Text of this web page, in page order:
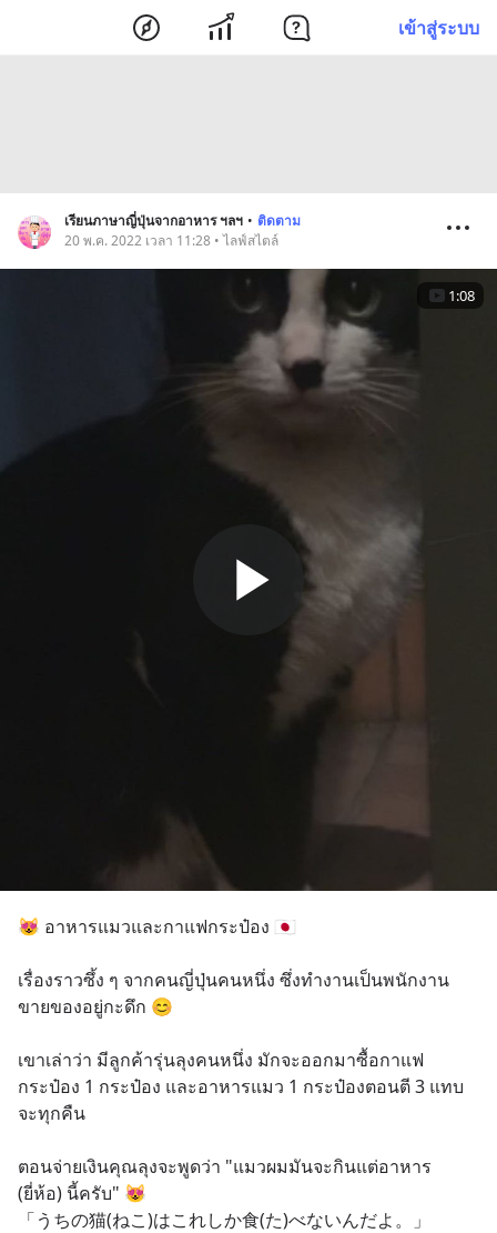
เข้าสู่ระบบ
เรียนภาษาญี่ปุ่นจากอาหาร ฯลฯ • ติดตาม
20 พ.ค. 2022 เวลา 11:28 • ไลฟ์สไตล์
1:08
😻 อาหารแมวและกาแฟกระป๋อง 🇯🇵
เรื่องราวซึ้ง ๆ จากคนญี่ปุ่นคนหนึ่ง ซึ่งทำงานเป็นพนักงาน
ขายของอยู่กะดึก 😊
เขาเล่าว่า มีลูกค้ารุ่นลุงคนหนึ่ง มักจะออกมาซื้อกาแฟ
กระป๋อง 1 กระป๋อง และอาหารแมว 1 กระป๋องตอนตี 3 แทบ
จะทุกคืน
ตอนจ่ายเงินคุณลุงจะพูดว่า "แมวผมมันจะกินแต่อาหาร
(ยี่ห้อ) นี้ครับ" 😻
「うちの猫(ねこ)はこれしか食(た)べないんだよ。」